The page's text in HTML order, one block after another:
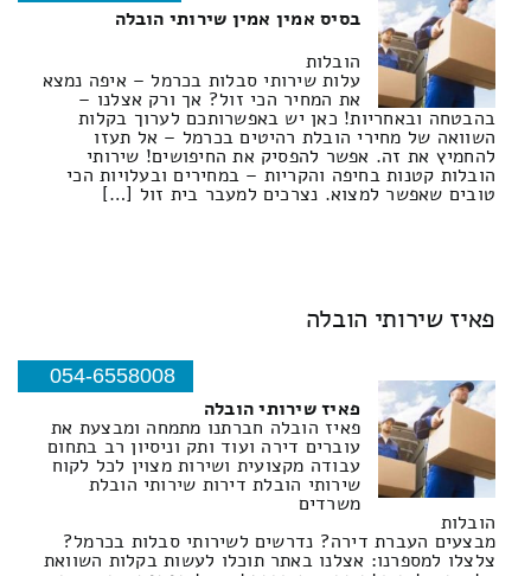
בסיס אמין אמין שירותי הובלה
הובלות
עלות שירותי סבלות בכרמל – איפה נמצא
את המחיר הכי זול? אך ורק אצלנו –
בהבטחה ובאחריות! כאן יש באפשרותכם לערוך בקלות
השוואה של מחירי הובלת רהיטים בכרמל – אל תעזו
להחמיץ את זה. אפשר להפסיק את החיפושים! שירותי
הובלות קטנות בחיפה והקריות – במחירים ובעלויות הכי
טובים שאפשר למצוא. נצרכים למעבר בית זול […]
פאיז שירותי הובלה
054-6558008
פאיז שירותי הובלה
פאיז הובלה חברתנו מתמחה ומבצעת את
עוברים דירה ועוד ותק וניסיון רב בתחום
עבודה מקצועית ושירות מצוין לכל לקוח
שירותי הובלת דירות שירותי הובלת
משרדים
הובלות
מבצעים העברת דירה? נדרשים לשירותי סבלות בכרמל?
צלצלו למספרנו: אצלנו באתר תוכלו לעשות בקלות השוואת